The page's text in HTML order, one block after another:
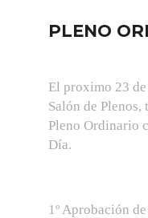
PLENO
El proximo 23
Salón de Plenos,
Pleno Ordinario
Día.
1º Aprobación